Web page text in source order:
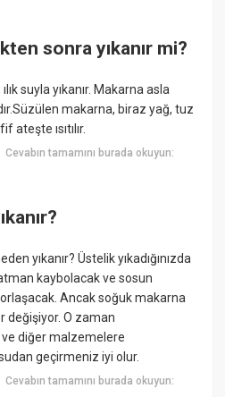
sonra yıkanır mi?
suyla yıkanır. Makarna asla
makarna, biraz yağ, tuz
ısıtılır.
Cevabın tamamını burada okuyun:
yıkanır? Üstelik yıkadığınızda
kaybolacak ve sosun
Ancak soğuk makarna
değişiyor. O zaman
ve diğer malzemelere
geçirmeniz iyi olur.
Cevabın tamamını burada okuyun: